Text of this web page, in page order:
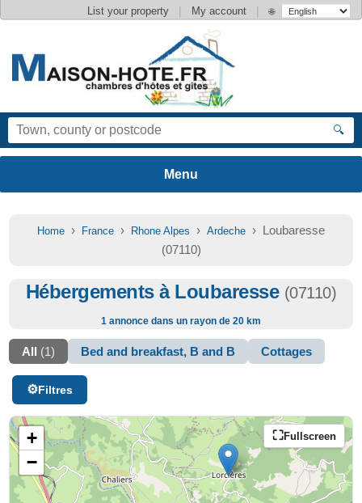
List your property | My account | 🌐
🔍
Home › France › Rhone Alpes › Ardeche › Loubaresse
(07110)
Hébergements à Loubaresse (07110)
1 annonce dans un rayon de 20 km
All (1) Bed and breakfast, B and B Cottages
Filtres
Fullscreen
+
−